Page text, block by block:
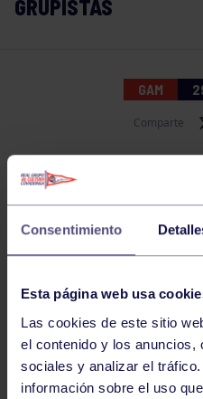
Consentimiento
Esta página web usa
Las cookies de este sitio
el contenido y los anuncios,
sociales y analizar el
información sobre el uso
GRUPISTAS
GAM
Comparte